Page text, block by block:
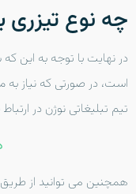
چه نوع
در نهایت با توجه به این
است، در صورتی که نیاز به
تیم تبلیغاتی نوژن در
همچنین می توانید از طریق